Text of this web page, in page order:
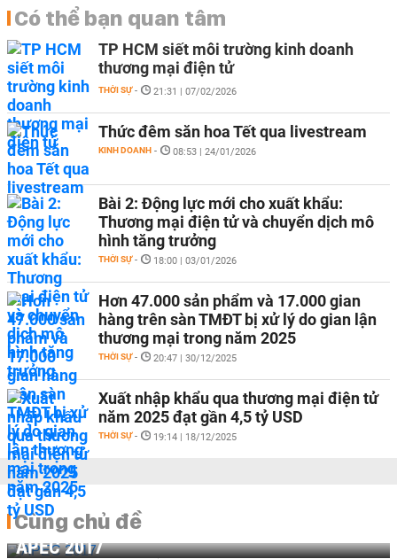
Có thể bạn quan tâm
TP HCM siết môi trường kinh doanh
thương mại điện tử
THỜI SỰ - 21:31 | 07/02/2026
Thức đêm săn hoa Tết qua livestream
KINH DOANH - 08:53 | 24/01/2026
Bài 2: Động lực mới cho xuất khẩu:
Thương mại điện tử và chuyển dịch mô
hình tăng trưởng
THỜI SỰ - 18:00 | 03/01/2026
Hơn 47.000 sản phẩm và 17.000 gian
hàng trên sàn TMĐT bị xử lý do gian lận
thương mại trong năm 2025
THỜI SỰ - 20:47 | 30/12/2025
Xuất nhập khẩu qua thương mại điện tử
năm 2025 đạt gần 4,5 tỷ USD
THỜI SỰ - 19:14 | 18/12/2025
Cùng chủ đề
APEC 2017